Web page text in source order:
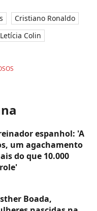
Cristiano Ronaldo
Letícia Colin
espanhol: 'A
um agachamento
do que 10.000
Boada,